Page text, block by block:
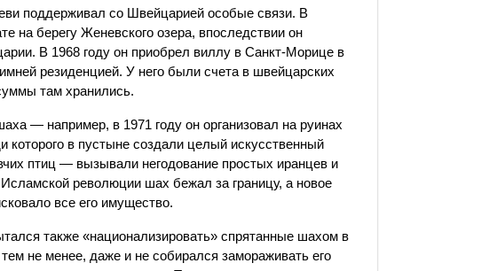
поддерживал со Швейцарией особые связи. В
на берегу Женевского озера, впоследствии он
В 1968 году он приобрел виллу в Санкт-Морице в
резиденцией. У него были счета в швейцарских
там хранились.
— например, в 1971 году он организовал на руинах
которого в пустыне создали целый искусственный
птиц — вызывали негодование простых иранцев и
революции шах бежал за границу, а новое
все его имущество.
также «национализировать» спрятанные шахом в
не менее, даже и не собирался замораживать его